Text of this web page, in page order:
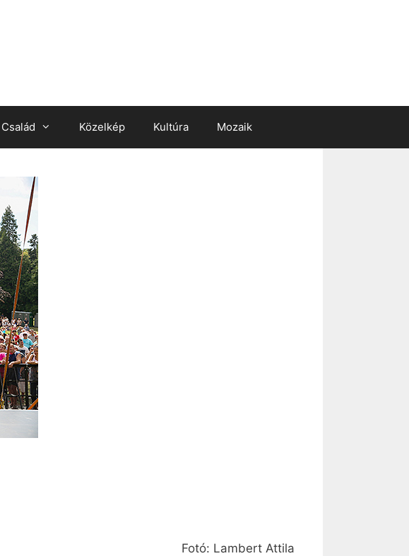
Család Közelkép Kultúra Mozaik
Fotó: Lambert Attila